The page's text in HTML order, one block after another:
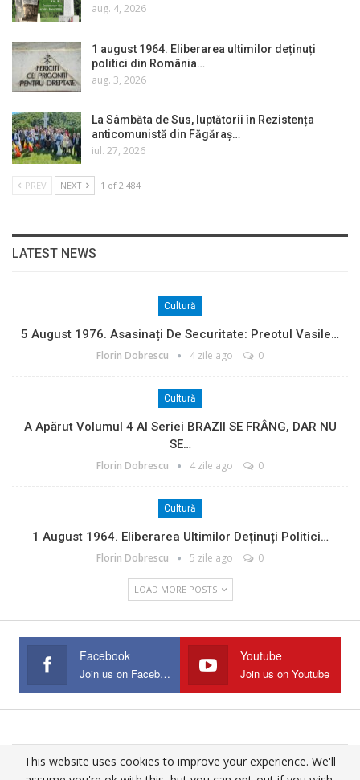
aug. 4, 2026
1 august 1964. Eliberarea ultimilor deținuți
politici din România…
aug. 3, 2026
La Sâmbăta de Sus, luptătorii în Rezistența
anticomunistă din Făgăraș…
iul. 27, 2026
PREV NEXT 1 of 2.484
LATEST NEWS
Cultură
5 August 1976. Asasinați De Securitate: Preotul Vasile…
Florin Dobrescu 4 zile ago 0
Cultură
A Apărut Volumul 4 Al Seriei BRAZII SE FRÂNG, DAR NU
SE…
Florin Dobrescu 4 zile ago 0
Cultură
1 August 1964. Eliberarea Ultimilor Deținuți Politici…
Florin Dobrescu 5 zile ago 0
LOAD MORE POSTS
Facebook
Join us on Facebook
Youtube
Join us on Youtube
© 2025 - All Rights Reserved.
This website uses cookies to improve your experience. We'll